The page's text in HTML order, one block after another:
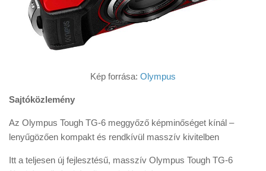
Kép forrása: Olympus
Sajtóközlemény
Az Olympus Tough TG-6 meggyőző képminőséget kínál –
lenyűgözően kompakt és rendkívül masszív kivitelben
Itt a teljesen új fejlesztésű, masszív Olympus Tough TG-6